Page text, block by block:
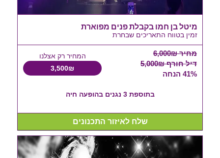
מיטל בן חמו בקבלת פנים מפוארת
זמין בטווח התאריכים שבחרת
מחיר 6,000₪
דיל חורף 5,000₪
41% הנחה
המחיר רק אצלנו
3,500₪
בתוספת 3 נגנים בהופעה חיה
שלח לאיזור התכנונים